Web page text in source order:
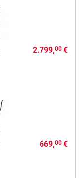
2.799,00€
669,00€